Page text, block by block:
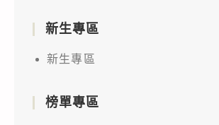
新生專區
新生專區
榜單專區